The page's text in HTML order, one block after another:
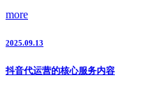
more
2025.09.13
抖音代运营的核心服务内容